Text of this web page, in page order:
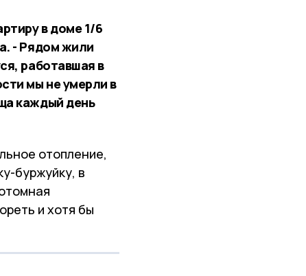
в доме 1/6
- Рядом жили
работавшая в
мы не умерли в
каждый день
отопление,
буржуйку, в
и хотя бы